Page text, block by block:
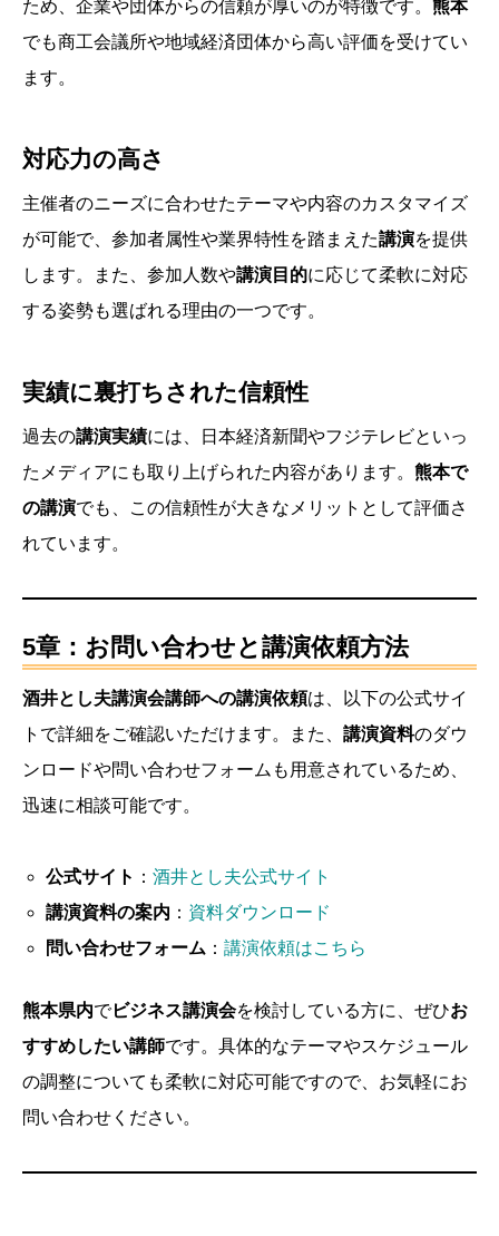
ため、企業や団体からの信頼が厚いのが特徴です。 熊本
でも商工会議所や地域経済団体から高い評価を受けてい
ます。
対応力の高さ
主催者のニーズに合わせたテーマや内容のカスタマイズ
が可能で、参加者属性や業界特性を踏まえた講演を提供
します。また、参加人数や講演目的に応じて柔軟に対応
する姿勢も選ばれる理由の一つです。
実績に裏打ちされた信頼性
過去の講演実績には、日本経済新聞やフジテレビといっ
たメディアにも取り上げられた内容があります。 熊本で
の講演でも、この信頼性が大きなメリットとして評価さ
れています。
5章：お問い合わせと講演依頼方法
酒井とし夫講演会講師への講演依頼は、以下の公式サイ
トで詳細をご確認いただけます。また、 講演資料のダウ
ンロードや問い合わせフォームも用意されているため、
迅速に相談可能です。
公式サイト ： 酒井とし夫公式サイト
講演資料の案内 ： 資料ダウンロード
問い合わせフォーム ： 講演依頼はこちら
熊本県内でビジネス講演会を検討している方に、ぜひお
すすめしたい講師です。具体的なテーマやスケジュール
の調整についても柔軟に対応可能ですので、お気軽にお
問い合わせください。